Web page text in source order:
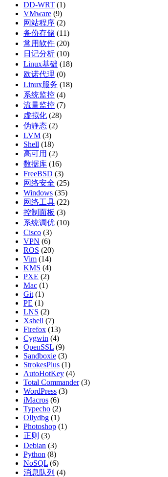
DD-WRT (1)
VMware (9)
网站程序 (2)
备份存储 (11)
常用软件 (20)
日记分析 (10)
Linux基础 (18)
欧诺代理 (0)
Linux服务 (18)
系统监控 (4)
流量监控 (7)
虚拟化 (28)
伪静态 (2)
LVM (3)
Shell (18)
高可用 (2)
数据库 (16)
FreeBSD (3)
网络安全 (25)
Windows (35)
网络工具 (22)
控制面板 (3)
系统调优 (10)
Cisco (3)
VPN (6)
ROS (20)
Vim (14)
KMS (4)
PXE (2)
Mac (1)
Git (1)
PE (1)
LNS (2)
Xshell (7)
Firefox (13)
Cygwin (4)
OpenSSL (9)
Sandboxie (3)
StrokesPlus (1)
AutoHotKey (4)
Total Commander(3)
WordPress (3)
iMacros (6)
Typecho (2)
Ollydbg (1)
Photoshop (1)
正则 (3)
Debian (3)
Python (8)
NoSQL (6)
消息队列 (4)